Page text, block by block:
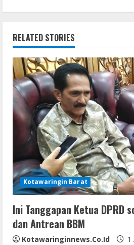
i
n
u
e
R
e
a
d
i
n
g
RELATED STORIES
Kotawaringin Barat
Ini Tanggapan Ketua DPRD
dan Antrean BBM
Kotawaringinnews.co.id 1